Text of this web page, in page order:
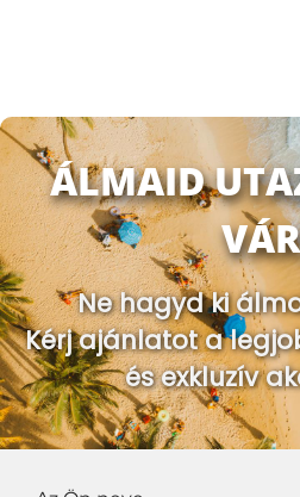
ÁLMAID
Ne hagyd ki
Kérj ajánlatot a
és exkluzív